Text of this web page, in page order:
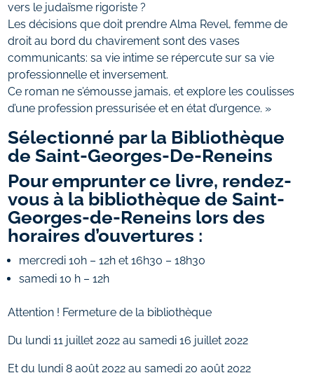
vers le judaïsme rigoriste ?
Les décisions que doit prendre Alma Revel, femme de
droit au bord du chavirement sont des vases
communicants: sa vie intime se répercute sur sa vie
professionnelle et inversement.
Ce roman ne s’émousse jamais, et explore les coulisses
d’une profession pressurisée et en état d’urgence. »
Sélectionné par la Bibliothèque
de Saint-Georges-De-Reneins
Pour emprunter ce livre, rendez-
vous à la bibliothèque de Saint-
Georges-de-Reneins lors des
horaires d’ouvertures :
mercredi 10h – 12h et 16h30 – 18h30
samedi 10 h – 12h
Attention ! Fermeture de la bibliothèque
Du lundi 11 juillet 2022 au samedi 16 juillet 2022
Et du lundi 8 août 2022 au samedi 20 août 2022